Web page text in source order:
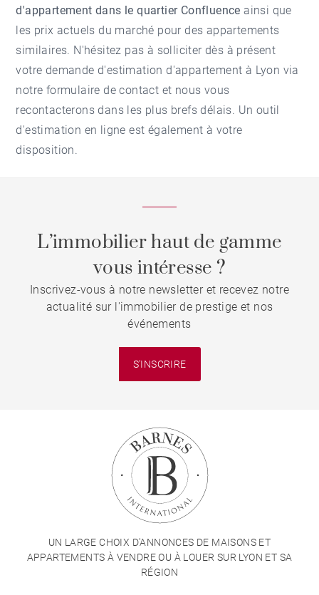
d'appartement dans le quartier Confluence ainsi que
les prix actuels du marché pour des appartements
similaires. N'hésitez pas à solliciter dès à présent
votre demande d'estimation d'appartement à Lyon via
notre formulaire de contact et nous vous
recontacterons dans les plus brefs délais. Un outil
d'estimation en ligne est également à votre
disposition.
L’immobilier haut de gamme
vous intéresse ?
Inscrivez-vous à notre newsletter et recevez notre
actualité sur l'immobilier de prestige et nos
événements
S'INSCRIRE
UN LARGE CHOIX D'ANNONCES DE MAISONS ET
APPARTEMENTS À VENDRE OU À LOUER SUR LYON ET SA
RÉGION